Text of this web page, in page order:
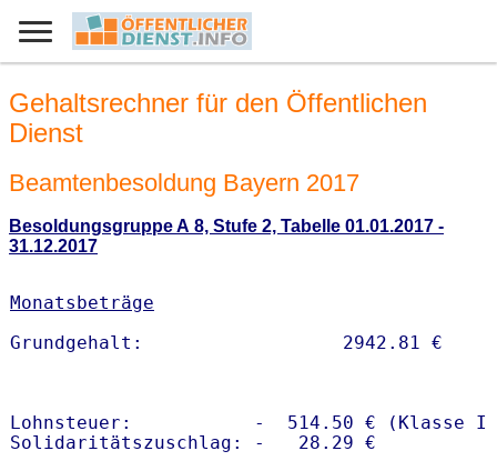
Gehaltsrechner für den Öffentlichen
Dienst
Beamtenbesoldung Bayern 2017
Besoldungsgruppe A 8, Stufe 2, Tabelle 01.01.2017 -
31.12.2017
Monatsbeträge
Lohnsteuer:           -  514.50 € (Klasse I)
Solidaritätszuschlag: -   28.29 €